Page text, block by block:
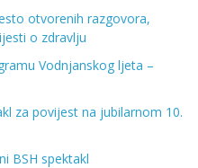
otvorenih razgovora,
o zdravlju
Vodnjanskog ljeta –
za povijest na jubilarnom 10.
BSH spektakl